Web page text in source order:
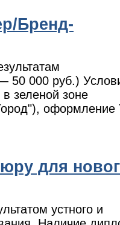
Бренд-
50 000 руб.)
зеленой зоне
оформление
для
устного и